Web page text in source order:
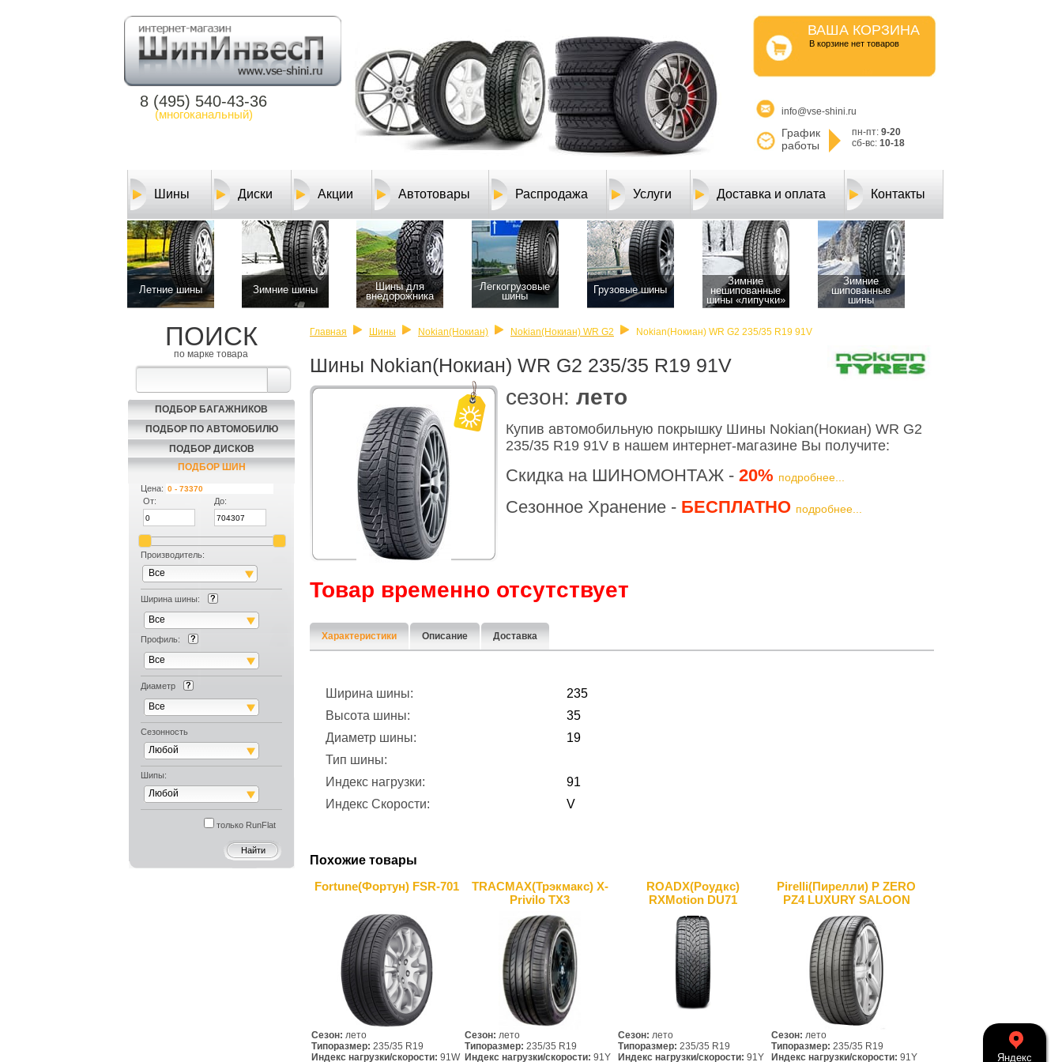
8 (495) 540-43-36
(многоканальный)
ВАША КОРЗИНА
B корзине нет товаров
info@vse-shini.ru
График
работы
пн-пт: 9-20
сб-вс: 10-18
Шины Диски Акции Автотовары Распродажа Услуги Доставка и оплата Контакты
Летние шины Зимние шины
Шины для
внедорожника
Легкогрузовые
шины
Грузовые шины
Зимние
нешипованные
шины «липучки»
Зимние
шипованные
шины
ПОИСК
по марке товара
ПОДБОР БАГАЖНИКОВ
ПОДБОР ПО АВТОМОБИЛЮ
ПОДБОР ДИСКОВ
ПОДБОР ШИН
Цена:
От:
До:
Производитель:
Все
Ширина шины:
Все
Профиль:
Все
Диаметр
Все
Сезонность
Любой
Шипы:
Любой
только RunFlat
Главная Шины Nokian(Нокиан) Nokian(Нокиан) WR G2 Nokian(Нокиан) WR G2 235/35 R19 91V
Шины Nokian(Нокиан) WR G2 235/35 R19 91V
cезон: лето
Купив автомобильную покрышку Шины Nokian(Нокиан) WR G2
235/35 R19 91V в нашем интернет-магазине Вы получите:
Скидка на ШИНОМОНТАЖ - 20% подробнее...
Сезонное Хранение - БЕСПЛАТНО подробнее...
Товар временно отсутствует
Характеристики Описание Доставка
Ширина шины:
235
Высота шины:
35
Диаметр шины:
19
Тип шины:
Индекс нагрузки:
91
Индекс Скорости:
V
Похожие товары
Fortune(Фортун) FSR-701
Сезон: лето
Типоразмер: 235/35 R19
Индекс нагрузки/скорости: 91W
TRACMAX(Трэкмакс) X-
Privilo TX3
Сезон: лето
Типоразмер: 235/35 R19
Индекс нагрузки/скорости: 91Y
ROADX(Роудкс)
RXMotion DU71
Сезон: лето
Типоразмер: 235/35 R19
Индекс нагрузки/скорости: 91Y
Pirelli(Пирелли) P ZERO
PZ4 LUXURY SALOON
Сезон: лето
Типоразмер: 235/35 R19
Индекс нагрузки/скорости: 91Y Яндекс